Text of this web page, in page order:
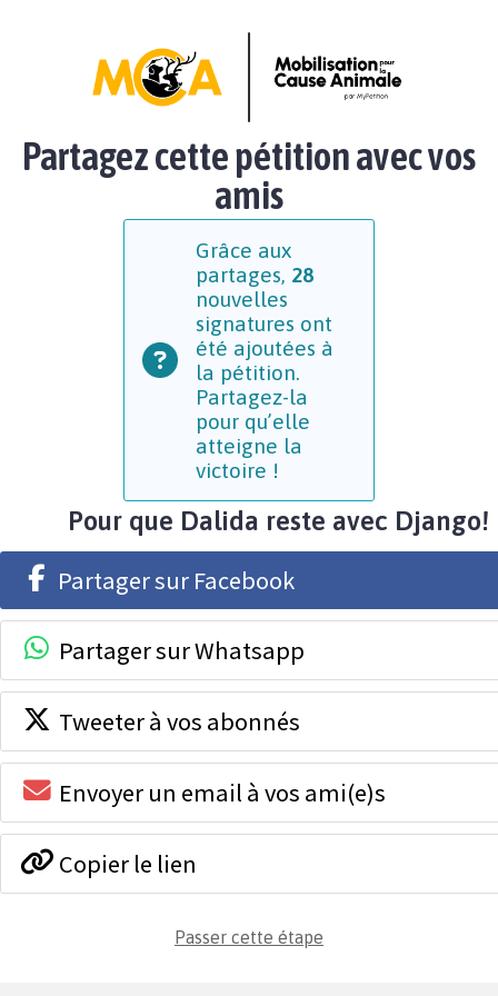
Partagez cette pétition avec vos
amis
Grâce aux
partages, 28
nouvelles
signatures ont
été ajoutées à
la pétition.
Partagez-la
pour qu’elle
atteigne la
victoire !
Pour que Dalida reste avec Django!
Partager sur Facebook
Partager sur Whatsapp
Tweeter à vos abonnés
Envoyer un email à vos ami(e)s
Copier le lien
Passer cette étape